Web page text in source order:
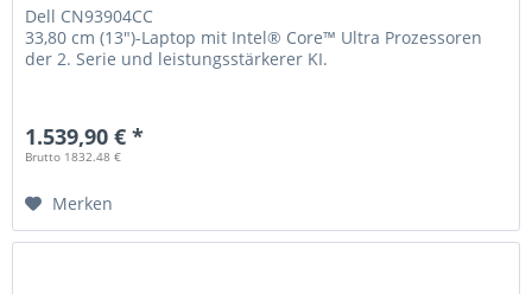
Dell CN93904CC
33,80 cm (13")-Laptop mit Intel® Core™ Ultra Prozessoren
der 2. Serie und leistungsstärkerer KI.
1.539,90 € *
Brutto 1832.48 €
Merken